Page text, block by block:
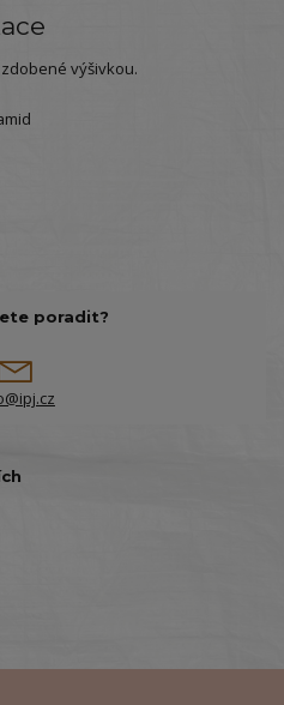
výšivkou.
poradit?